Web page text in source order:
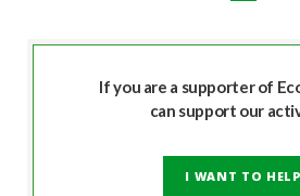
If you are a supporter of
can support our
I WANT TO HELP